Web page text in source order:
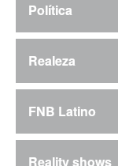
Política
Realeza
FNB Latino
Reality shows